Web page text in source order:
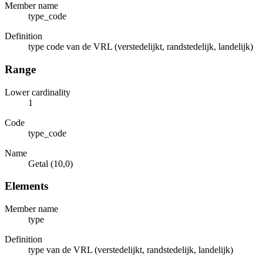
Member name
type_code
Definition
type code van de VRL (verstedelijkt, randstedelijk, landelijk)
Range
Lower cardinality
1
Code
type_code
Name
Getal (10,0)
Elements
Member name
type
Definition
type van de VRL (verstedelijkt, randstedelijk, landelijk)